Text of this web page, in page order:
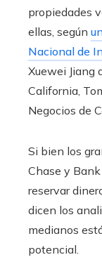
propiedades
ellas, según
Nacional de
Xuewei Jiang
California,
Negocios de
Si bien los
Chase y
reservar
dicen los
medianos
potencial.